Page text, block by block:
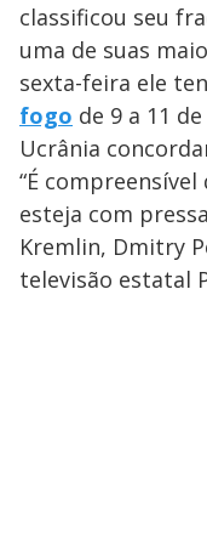
classificou seu
uma de suas
sexta-feira ele
fogo de 9 a 11
Ucrânia
“É
esteja com
Kremlin, Dmitry
televisão estatal